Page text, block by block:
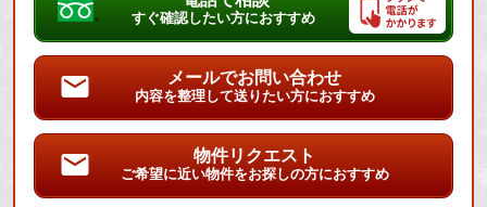
すぐ確認したい方におすすめ
メールでお問い合わせ
内容を整理して送りたい方におすすめ
物件リクエスト
ご希望に近い物件をお探しの方におすすめ